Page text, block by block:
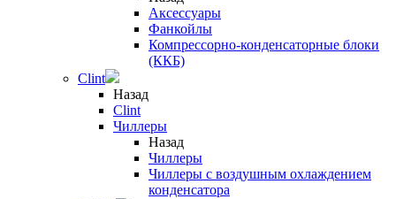
Аксессуары
Фанкойлы
Компрессорно-конденсаторные блоки
(ККБ)
Clint
Назад
Clint
Чиллеры
Назад
Чиллеры
Чиллеры с воздушным охлаждением
конденсатора